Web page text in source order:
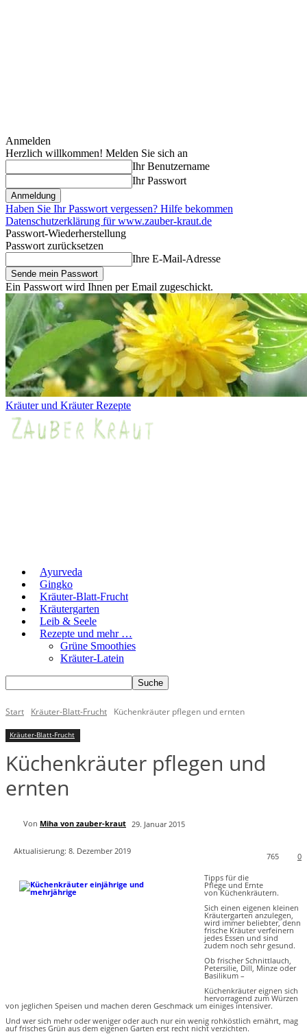
Anmelden
Herzlich willkommen! Melden Sie sich an
Ihr Benutzername
Ihr Passwort
Haben Sie Ihr Passwort vergessen? Hilfe bekommen
Datenschutzerklärung für www.zauber-kraut.de
Passwort-Wiederherstellung
Passwort zurücksetzen
Ihre E-Mail-Adresse
Ein Passwort wird Ihnen per Email zugeschickt.
Kräuter und Kräuter Rezepte
Ayurveda
Gingko
Kräuter-Blatt-Frucht
Kräutergarten
Leib & Seele
Rezepte und mehr …
Grüne Smoothies
Kräuter-Latein
Start Kräuter-Blatt-Frucht Küchenkräuter pflegen und ernten
Kräuter-Blatt-Frucht
Küchenkräuter pflegen und
ernten
Von Miha von zauber-kraut 29. Januar 2015
Aktualisierung: 8. Dezember 2019
0
765
Tipps für die
Pflege und Ernte
von Küchenkräutern.
Sich einen eigenen kleinen
Kräutergarten anzulegen,
wird immer beliebter, denn
frische Kräuter verfeinern
jedes Essen und sind
zudem noch sehr gesund.
Ob frischer Schnittlauch,
Petersilie, Dill, Minze oder
Basilikum –
Küchenkräuter eignen sich
hervorragend zum Würzen
von jeglichen Speisen und machen deren Geschmack um einiges intensiver.
Und wer sich mehr oder weniger oder auch nur ein wenig rohköstlich ernährt, mag
auf frisches Grün aus dem eigenen Garten erst recht nicht verzichten.